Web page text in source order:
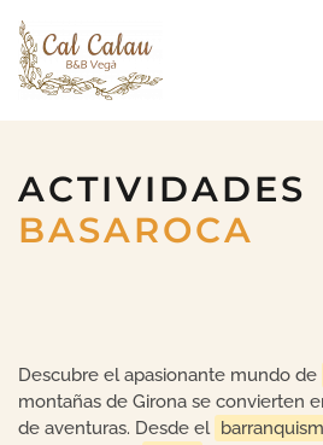
Skip to main content
ACTIVIDADES
BASAROCA
Descubre el apasionante mundo de
montañas de Girona se convierten
de aventuras. Desde el